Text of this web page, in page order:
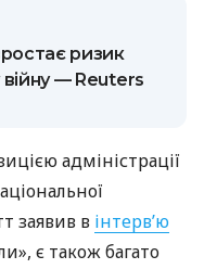
ризик
— Reuters
адміністрації
заявив в інтерв’ю
є також багато